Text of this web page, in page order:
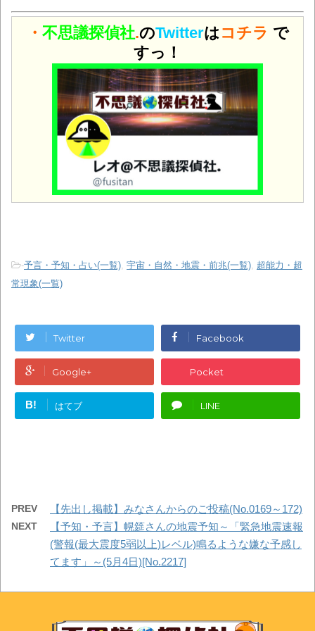
・ 不思議探偵社.のTwitterは コチラ で
すっ！
-予言・予知・占い(一覧), 宇宙・自然・地震・前兆(一覧), 超能力・超
常現象(一覧)
Twitter Facebook
Google+ Pocket
B! はてブ LINE
PREV 【先出し掲載】みなさんからのご投稿(No.0169～172)
NEXT
【予知・予言】幌筵さんの地震予知～「緊急地震速報
(警報(最大震度5弱以上)レベル)鳴るような嫌な予感し
てます」～(5月4日)[No.2217]